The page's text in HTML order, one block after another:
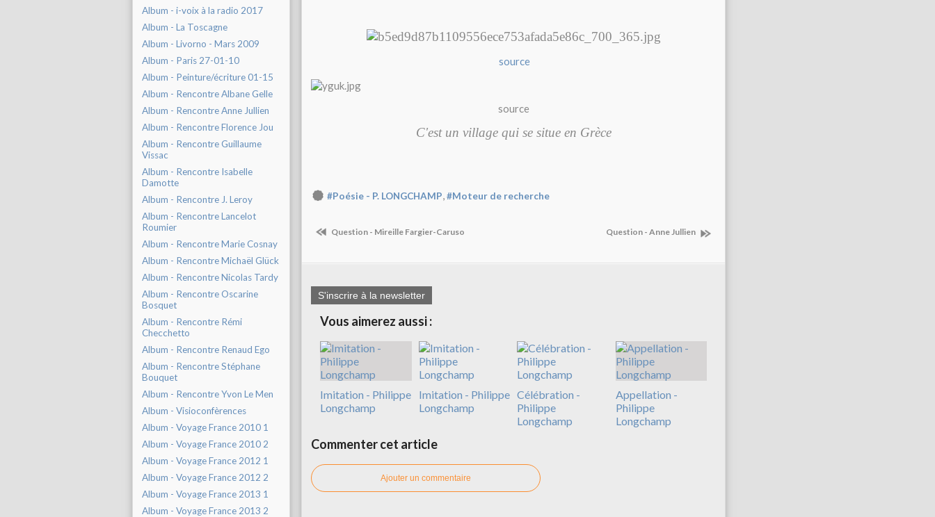
Album - i-voix à la radio 2017
Album - La Toscagne
Album - Livorno - Mars 2009
Album - Paris 27-01-10
Album - Peinture/écriture 01-15
Album - Rencontre Albane Gelle
Album - Rencontre Anne Jullien
Album - Rencontre Florence Jou
Album - Rencontre Guillaume
Vissac
Album - Rencontre Isabelle
Damotte
Album - Rencontre J. Leroy
Album - Rencontre Lancelot
Roumier
Album - Rencontre Marie Cosnay
Album - Rencontre Michaël Glück
Album - Rencontre Nicolas Tardy
Album - Rencontre Oscarine
Bosquet
Album - Rencontre Rémi
Checchetto
Album - Rencontre Renaud Ego
Album - Rencontre Stéphane
Bouquet
Album - Rencontre Yvon Le Men
Album - Visioconfèrences
Album - Voyage France 2010 1
Album - Voyage France 2010 2
Album - Voyage France 2012 1
Album - Voyage France 2012 2
Album - Voyage France 2013 1
Album - Voyage France 2013 2
source
source
C'est un village qui se situe en Grèce
#Poésie - P. LONGCHAMP,#Moteur de recherche
Question - Mireille Fargier-Caruso Question - Anne Jullien
S'inscrire à la newsletter
Vous aimerez aussi :
Imitation - Philippe
Longchamp
Imitation - Philippe
Longchamp
Célébration -
Philippe
Longchamp
Appellation -
Philippe
Longchamp
Commenter cet article
Ajouter un commentaire